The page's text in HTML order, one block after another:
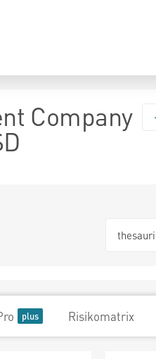
Company
Risikomatrix